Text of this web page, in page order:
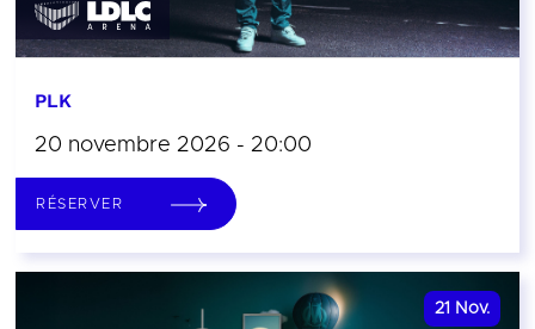
PLK
20 novembre 2026 - 20:00
RÉSERVER
21 Nov.